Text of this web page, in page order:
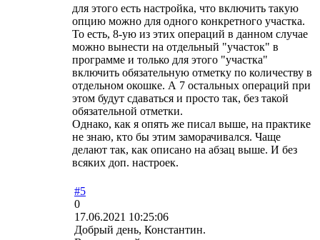
для этого есть настройка, что включить такую
опцию можно для одного конкретного участка.
То есть, 8-ую из этих операций в данном случае
можно вынести на отдельный "участок" в
программе и только для этого "участка"
включить обязательную отметку по количеству в
отдельном окошке. А 7 остальных операций при
этом будут сдаваться и просто так, без такой
обязательной отметки.
Однако, как я опять же писал выше, на практике
не знаю, кто бы этим заморачивался. Чаще
делают так, как описано на абзац выше. И без
всяких доп. настроек.
#5
0
17.06.2021 10:25:06
Добрый день, Константин.